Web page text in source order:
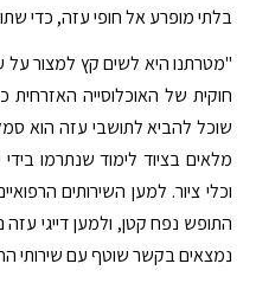
בלתי מופרע אל חופי עזה, כדי
"מטרתנו היא לשים קץ למצור על
חוקית של האוכלוסייה האזרחית
שוכל להביא לתושבי עזה הוא
מלאים בציוד לימוד שנתרמו
וכלי ציור. למען השירותים
התופש נפח קטן, ולמען דייגי
נמצאים בקשר שוטף עם שירותי